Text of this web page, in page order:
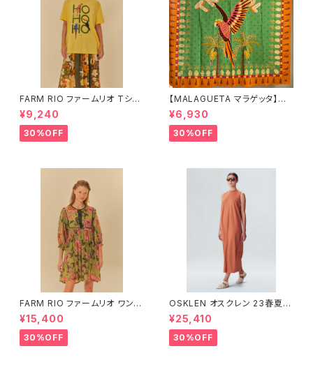
FARM RIO ファームリオ Tシャ
ツ HOHOHO
¥9,240
30%OFF
【MALAGUETA マラゲッタ】カ
ンガ TROPICAL
¥6,930
30%OFF
FARM RIO ファームリオ ワンピ
ース Aurora Floral
¥15,400
30%OFF
OSKLEN オスクレン 23春夏
ワンピース 1088-67330
¥25,410
30%OFF